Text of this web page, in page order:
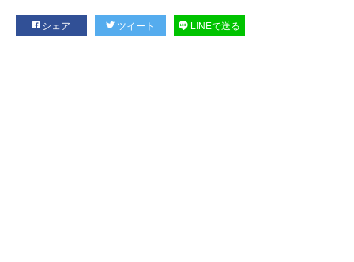
シェア ツイート LINEで送る